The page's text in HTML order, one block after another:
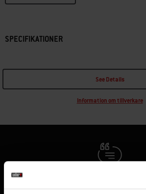
SPECIFIKATIONER
See Details
Information om tillverkare
Lyssna på andra